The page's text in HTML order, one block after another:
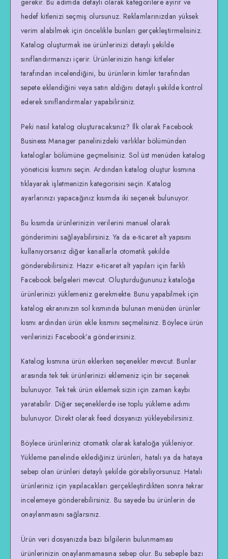
hedef kitlenizi seçmiş olursunuz. Reklamlarınızdan yüksek
verim alabilmek için öncelikle bunları gerçekleştirmelisiniz.
Katalog oluşturmak ise ürünlerinizi detaylı şekilde
sınıflandırmanızı içerir. Ürünlerinizin hangi kitleler
tarafından incelendiğini, bu ürünlerin kimler tarafından
sepete eklendiğini veya satın aldığını detaylı şekilde kontrol
ederek sınıflandırmalar yapabilirsiniz.
Peki nasıl katalog oluşturacaksınız? İlk olarak Facebook
Business Manager panelinizdeki varlıklar bölümünden
kataloglar bölümüne geçmelisiniz. Sol üst menüden katalog
yöneticisi kısmını seçin. Ardından katalog oluştur kısmına
tıklayarak işletmenizin kategorisini seçin. Katalog
ayarlarınızı yapacağınız kısımda iki seçenek bulunuyor.
Bu kısımda ürünlerinizin verilerini manuel olarak
gönderimini sağlayabilirsiniz. Ya da e-ticaret alt yapısını
kullanıyorsanız diğer kanallarla otomatik şekilde
gönderebilirsiniz. Hazır e-ticaret alt yapıları için farklı
Facebook belgeleri mevcut. Oluşturduğununuz kataloğa
ürünlerinizi yüklemeniz gerekmekte. Bunu yapabilmek için
katalog ekranınızın sol kısmında bulunan menüden ürünler
kısmı ardından ürün ekle kısmını seçmelisiniz. Böylece ürün
verilerinizi Facebook’a gönderirsiniz.
Katalog kısmına ürün eklerken seçenekler mevcut. Bunlar
arasında tek tek ürünlerinizi eklemeniz için bir seçenek
bulunuyor. Tek tek ürün eklemek sizin için zaman kaybı
yaratabilir. Diğer seçeneklerde ise toplu yükleme adımı
bulunuyor. Direkt olarak feed dosyanızı yükleyebilirsiniz.
Böylece ürünleriniz otomatik olarak kataloğa yükleniyor.
Yükleme panelinde eklediğiniz ürünleri, hatalı ya da hataya
sebep olan ürünleri detaylı şekilde görebiliyorsunuz. Hatalı
ürünleriniz için yapılacakları gerçekleştirdikten sonra tekrar
incelemeye gönderebilirsiniz. Bu sayede bu ürünlerin de
onaylanmasını sağlarsınız.
Ürün veri dosyanızda bazı bilgilerin bulunmaması
ürünlerinizin onaylanmamasına sebep olur. Bu sebeple bazı